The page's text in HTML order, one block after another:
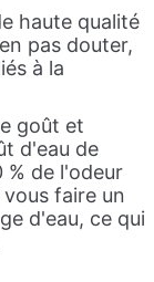
haute qualité
pas douter,
à la
goût et
d'eau de
% de l'odeur
faire un
d'eau, ce qui